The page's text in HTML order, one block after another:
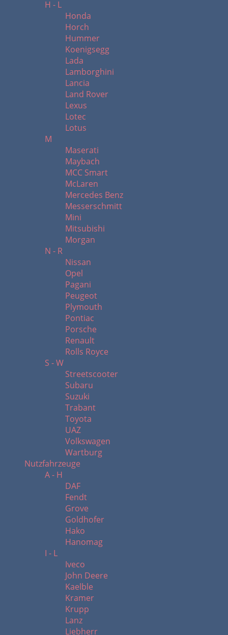
H - L
Honda
Horch
Hummer
Koenigsegg
Lada
Lamborghini
Lancia
Land Rover
Lexus
Lotec
Lotus
M
Maserati
Maybach
MCC Smart
McLaren
Mercedes Benz
Messerschmitt
Mini
Mitsubishi
Morgan
N - R
Nissan
Opel
Pagani
Peugeot
Plymouth
Pontiac
Porsche
Renault
Rolls Royce
S - W
Streetscooter
Subaru
Suzuki
Trabant
Toyota
UAZ
Volkswagen
Wartburg
Nutzfahrzeuge
A - H
DAF
Fendt
Grove
Goldhofer
Hako
Hanomag
I - L
Iveco
John Deere
Kaelble
Kramer
Krupp
Lanz
Liebherr